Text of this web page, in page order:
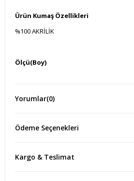
Ürün Kumaş Özellikleri
%100 AKRİLİK
Ölçü(Boy)
Yorumlar(0)
Ödeme Seçenekleri
Kargo & Teslimat